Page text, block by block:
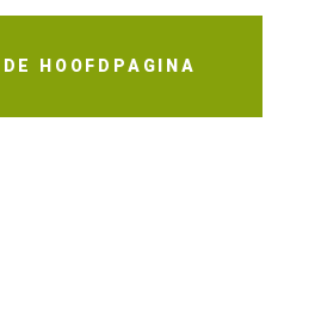
HOOFDPAGINA